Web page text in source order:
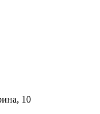
10